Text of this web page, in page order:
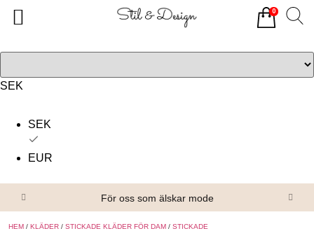
SEK
SEK
EUR
För oss som älskar mode
HEM / KLÄDER / STICKADE KLÄDER FÖR DAM / STICKADE
0
Alla produkter
Om oss